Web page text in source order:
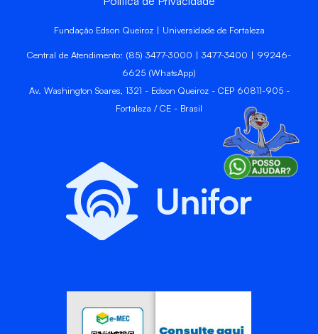
Fundação Edson Queiroz | Universidade de Fortaleza
Central de Atendimento: (85) 3477-3000 | 3477-3400 | 99246-
6625 (WhatsApp)
Av. Washington Soares, 1321 - Edson Queiroz - CEP 60811-905 -
Fortaleza / CE - Brasil